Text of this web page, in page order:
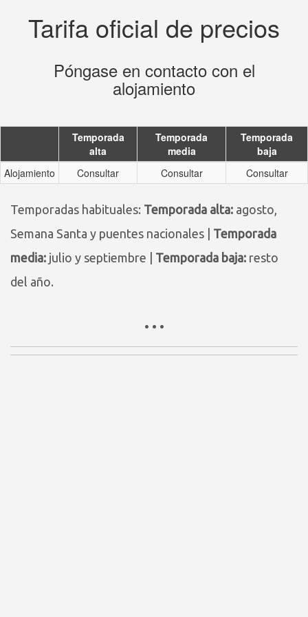
Tarifa oficial de precios
Póngase en contacto con el
alojamiento
Temporada
alta
Temporada
media
Temporada
baja
Alojamiento
Consultar Consultar Consultar
Temporadas habituales: Temporada alta: agosto,
Semana Santa y puentes nacionales | Temporada
media: julio y septiembre | Temporada baja: resto
del año.
• • •